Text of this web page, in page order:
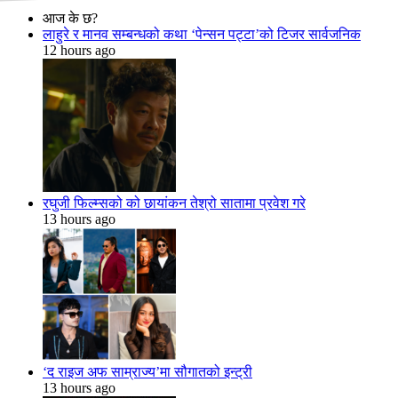
आज के छ?
लाहुरे र मानव सम्बन्धको कथा ‘पेन्सन पट्टा’को टिजर सार्वजनिक
12 hours ago
रघुजी फिल्म्सको को छायांकन तेश्रो सातामा प्रवेश गरे
13 hours ago
‘द राइज अफ साम्राज्य’मा सौगातको इन्ट्री
13 hours ago